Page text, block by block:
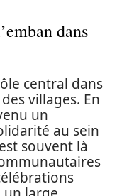
dans
central dans
villages. En
un
au sein
souvent là